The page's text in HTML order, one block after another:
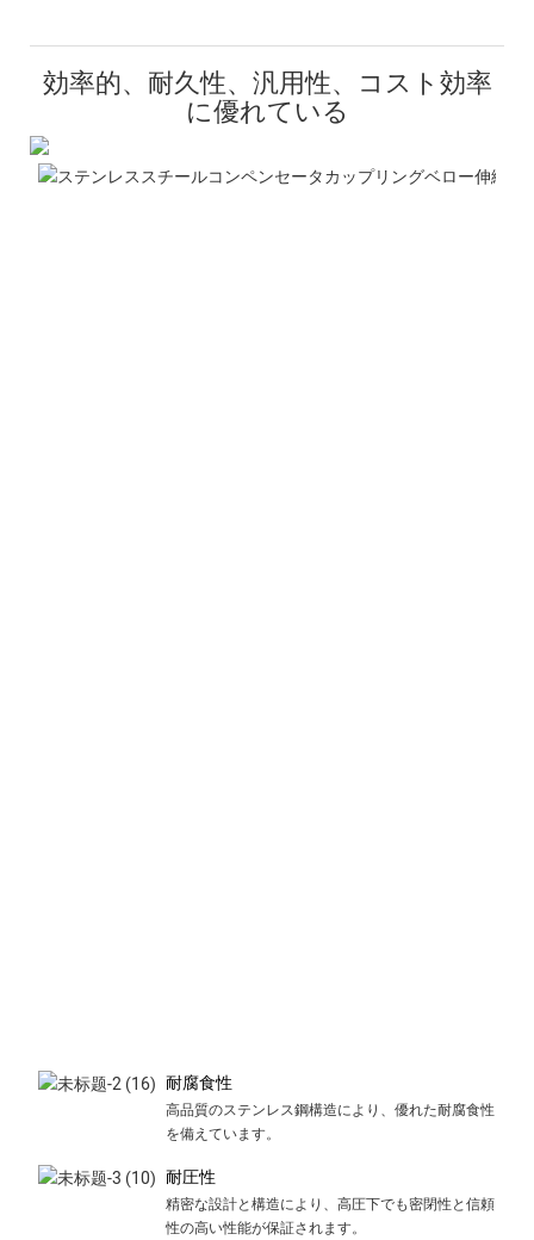
効率的、耐久性、汎用性、コスト効率
に優れている
耐腐食性
高品質のステンレス鋼構造により、優れた耐腐食性
を備えています。
耐圧性
精密な設計と構造により、高圧下でも密閉性と信頼
性の高い性能が保証されます。